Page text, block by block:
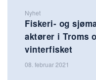
Nyhet
Fiskeri- og
aktører i Troms
vinterfisket
08. februar 2021